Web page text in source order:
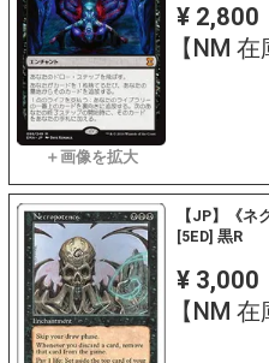
¥ 2,800
【NM 在
【JP】《
[5ED] 黒R
¥ 3,000
【NM 在